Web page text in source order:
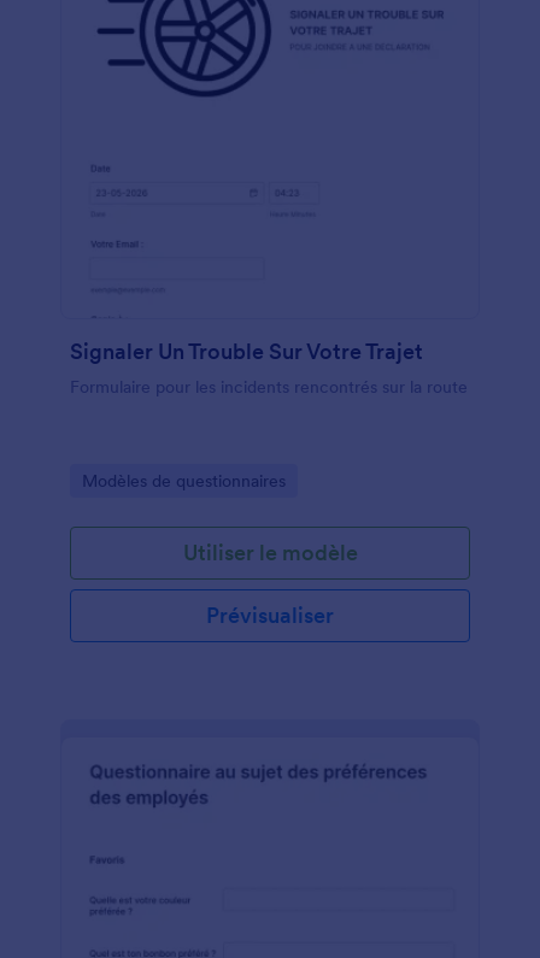
Signaler Un Trouble Sur Votre Trajet
Formulaire pour les incidents rencontrés sur la route
Go to Category:
Modèles de questionnaires
Utiliser le modèle
Prévisualiser